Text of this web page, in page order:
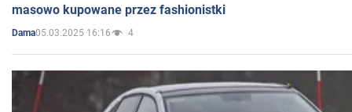
masowo kupowane przez fashionistki
Dama05.03.2025 16:16 4